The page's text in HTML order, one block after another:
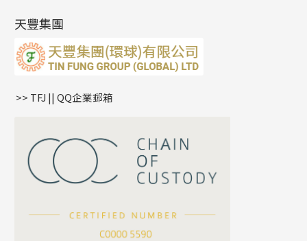
公司名稱
雙十字鏈系列
水波鏈系列
蛇骨鏈系列
鏈尾系列
嘴唇鏈系列
S車花鏈系列
珍珠鏈系列
坦克鏈系列
滿天星鏈系列
方假繩鏈系列
耳環扣系列
耳綫/耳鈎系列
耳環爪頭
耳環
字母吊墜
相盒吊墜
項鏈吊墜
生肖吊墜
星座吊墜
珠扣
天豐集團
>> TFJ || QQ企業郵箱